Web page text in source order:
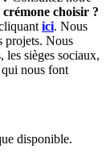
crémone choisir ?
ici. Nous
projets. Nous
les sièges sociaux,
nous font
disponible.